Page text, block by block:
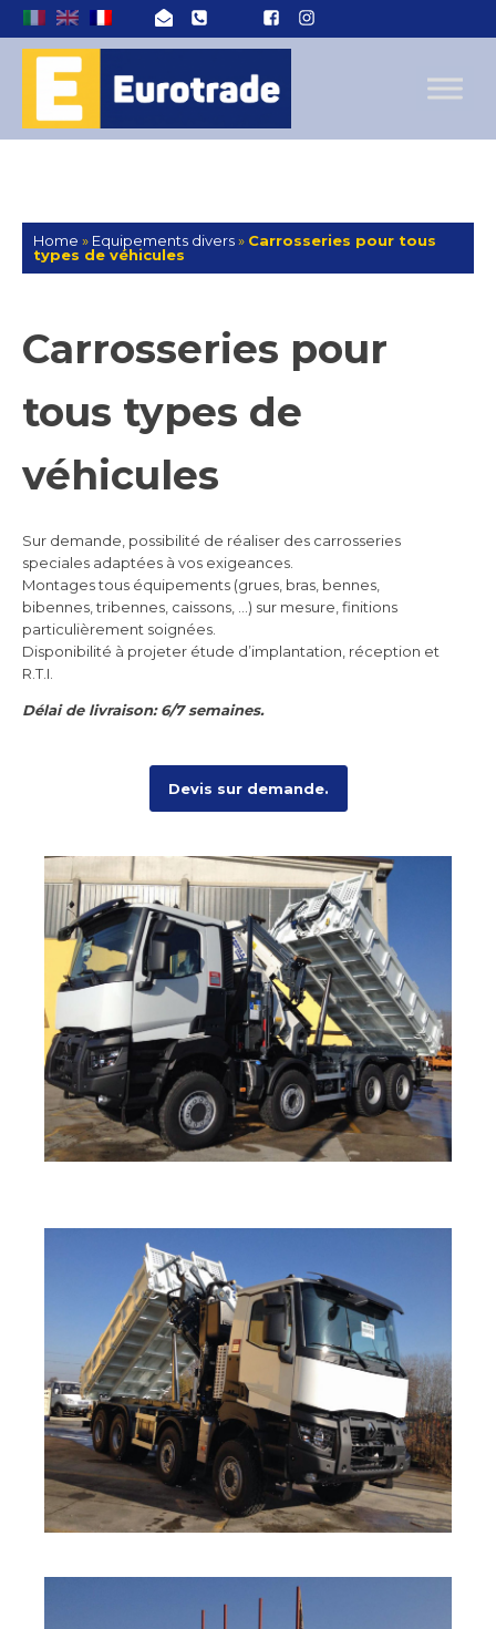
Home » Equipements divers» Carrosseries pour tous
types de véhicules
Carrosseries pour
tous types de
véhicules
Sur demande, possibilité de réaliser des carrosseries
speciales adaptées à vos exigeances.
Montages tous équipements (grues, bras, bennes,
bibennes, tribennes, caissons, ...) sur mesure, finitions
particulièrement soignées.
Disponibilité à projeter étude d’implantation, réception et
R.T.I.
Délai de livraison: 6/7 semaines.
Devis sur demande.